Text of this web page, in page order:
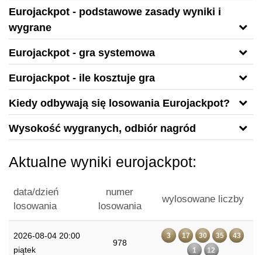
Eurojackpot - podstawowe zasady wyniki i
wygrane
Eurojackpot - gra systemowa
Eurojackpot - ile kosztuje gra
Kiedy odbywają się losowania Eurojackpot?
Wysokość wygranych, odbiór nagród
Aktualne wyniki eurojackpot:
data/dzień
losowania
numer
losowania
wylosowane liczby
2026-08-04 20:00
piątek
978
3 17 30 35
43
1
12